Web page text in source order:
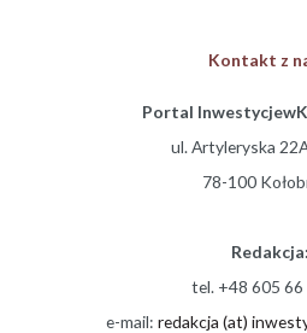
Kontakt z
Portal
ul. Artyleryska
78-100
Redakcja:
tel. +48 605 66
e-mail: redakcja (at)